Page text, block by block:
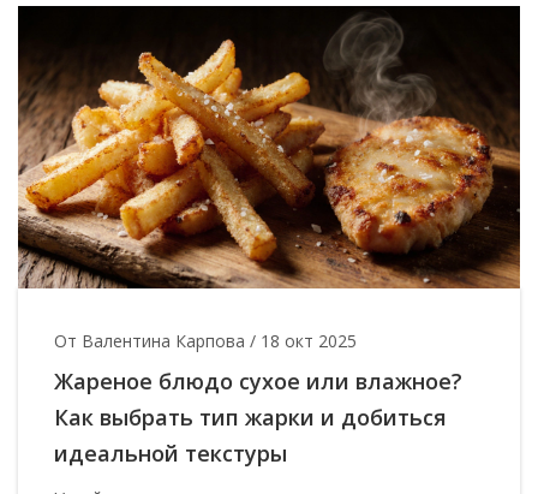
От Валентина Карпова / 18 окт 2025
Жареное блюдо сухое или влажное?
Как выбрать тип жарки и добиться
идеальной текстуры